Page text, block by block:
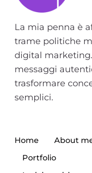
La mia penna è
trame politiche
digital
messaggi
trasformare
semplici.
Home
About
Portfolio